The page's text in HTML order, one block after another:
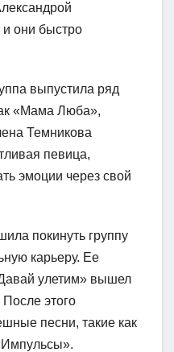
и они быстро
выпустила ряд
«Мама Люба»,
Темникова
певица,
эмоции через свой
покинуть группу
карьеру. Ее
улетим» вышел
После этого
песни, такие как